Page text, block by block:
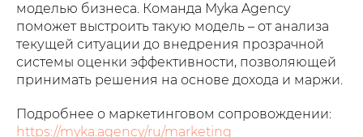
моделью бизнеса. Команда Myka Agency
поможет выстроить такую ​​модель – от анализа
текущей ситуации до внедрения прозрачной
системы оценки эффективности, позволяющей
принимать решения на основе дохода и маржи.
Подробнее о маркетинговом сопровождении:
https://myka.agency/ru/marketing